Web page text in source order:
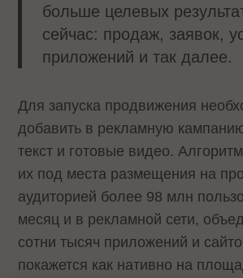
больше целевых
сейчас: продаж, заявок,
приложений и так далее.
Для запуска продвижения
добавить в рекламную
текст и готовые видео.
их под места размещения на
аудиторией более 98 млн
месяц и в рекламной сети,
сотни тысяч приложений и
покажется как нативно на